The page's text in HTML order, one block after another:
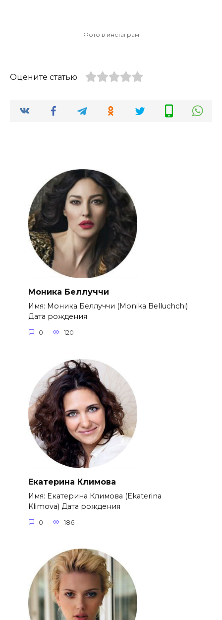
Фото в инстаграм
Оцените статью
Моника Беллуччи
Имя: Моника Беллуччи (Monika Belluchchi)
Дата рождения
0 120
Екатерина Климова
Имя: Екатерина Климова (Ekaterina
Klimova) Дата рождения
0 186